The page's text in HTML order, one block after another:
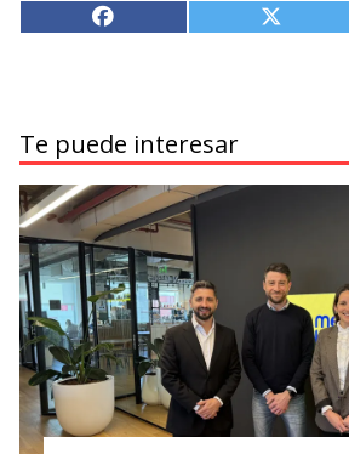
Te puede interesar